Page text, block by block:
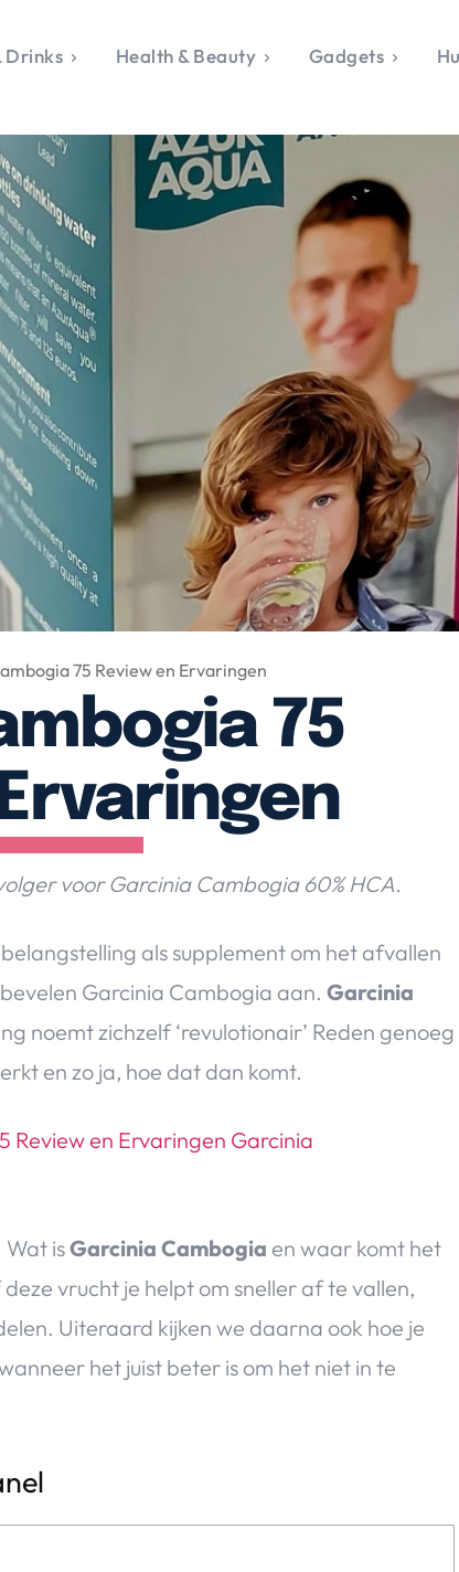
& Culture
Drinks
& Opmerkelijk
Sport &
& Tech
van Valerie
& Beauty
Tuin
& Media
Over Valerie
De Top 5
Contact
Health &
Huis & Tuin
Drinks Health & Beauty Gadgets
75 Review en Ervaringen
75
voor Garcinia Cambogia 60% HCA.
als supplement om het afvallen
Garcinia Cambogia aan. Garcinia
noemt zichzelf ‘revulotionair’ Reden genoeg
en zo ja, hoe dat dan komt.
Wat isGarcinia Cambogia en waar komt het
vrucht je helpt om sneller af te vallen,
Uiteraard kijken we daarna ook hoe je
het juist beter is om het niet in te